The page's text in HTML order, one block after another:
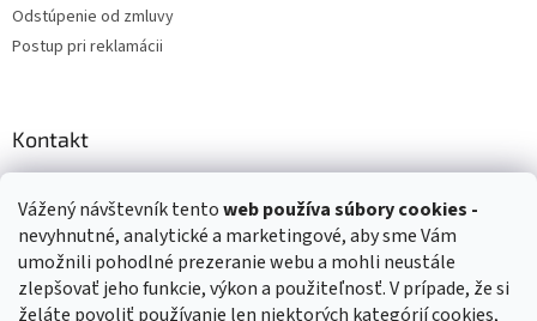
Vážený návštevník tentoweb používasúbory cookies -
nevyhnutné, analytické a marketingové, aby sme Vám
umožnili pohodlné prezeranie webu a mohli neustále
zlepšovať jeho funkcie, výkon a použiteľnosť. V prípade, že si
želáte povoliť používanie len niektorých kategórií cookies,
Odstúpenie od zmluvy
Postup pri reklamácii
Kontakt
+421 903 144 673